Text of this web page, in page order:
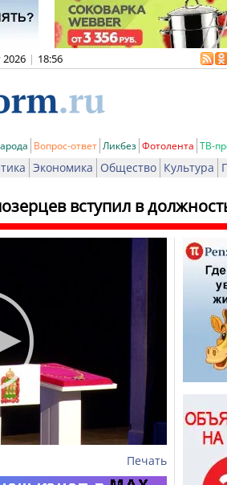
2026 | 18:56
Вопрос-ответ Ликбез Фотолента ТВ-
Экономика Общество Культура
вступил в
Печать